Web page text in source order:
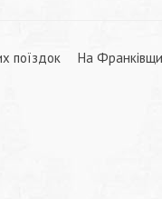
поїздок
На